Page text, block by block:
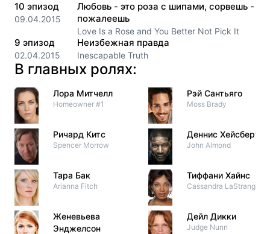
10 эпизод
09.04.2015
Любовь - это роза с шипами, сорвешь -
пожалеешь
Love Is a Rose and You Better Not Pick It
9 эпизод
02.04.2015
Неизбежная правда
Inescapable Truth
В главных ролях:
Лора Митчелл
Homeowner #1
Ричард Китс
Spencer Morrow
Тара Бак
Arianna Fitch
Женевьева
Энджелсон
Рэй Сантьяго
Moss Brady
Деннис Хейсберт
John Almond
Тиффани Хайнс
Cassandra LaStrange
Дейл Дикки
Judge Nunn